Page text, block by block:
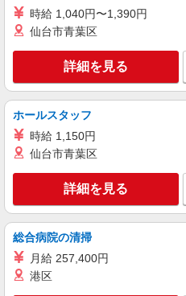
アルバイト パート
コンパスグループ・ジャパン株式
調理補助【ア
時給1,057円〜1,100円
円〜1,100円(試用期間2ヶ
合、残業代を1
介護老健施
九州市小倉北
キープ
パート
コンパスグループ・ジャパン株式
調理員【アル
(試用期間2ヶ月) 残業が発生した場合、残業代を1
介護老健施
九州市小倉北
時給 1,040円〜1,390円
仙台市青葉区
詳細を見る
ホールスタッフ
時給 1,150円
仙台市青葉区
詳細を見る
総合病院の清掃
月給 257,400円
港区